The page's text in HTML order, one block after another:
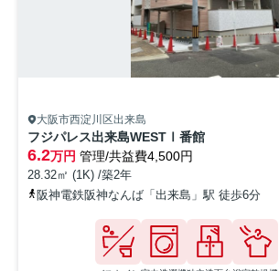
大阪市西淀川区出来島
フジパレス出来島WESTⅠ番館
6.2万円 管理/共益費4,500円
28.32㎡ (1K) /築2年
阪神電鉄阪神なんば「出来島」駅 徒歩6分